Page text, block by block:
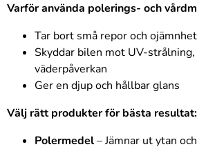
Varför använda polerings- och
Tar bort små repor och
Skyddar bilen mot UV-
väderpåverkan
Ger en djup och hållbar glans
Välj rätt produkter för bästa resultat:
Polermedel– Jämnar ut ytan